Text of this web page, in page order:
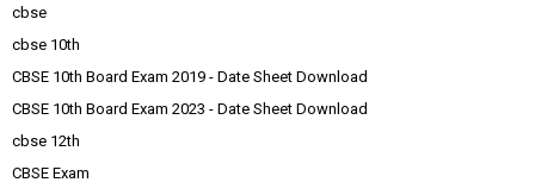
cbse
cbse 10th
CBSE 10th Board Exam 2019 - Date Sheet Download
CBSE 10th Board Exam 2023 - Date Sheet Download
cbse 12th
CBSE Exam